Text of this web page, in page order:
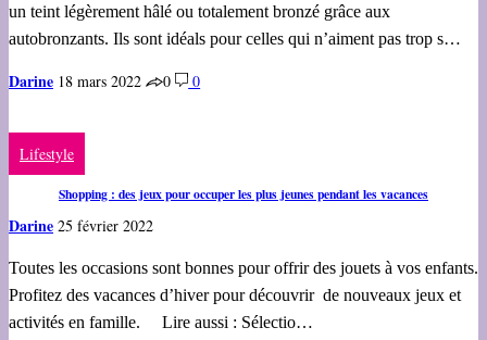
un teint légèrement hâlé ou totalement bronzé grâce aux
autobronzants. Ils sont idéals pour celles qui n’aiment pas trop s…
Darine 18 mars 2022 0 0
Lifestyle
Shopping : des jeux pour occuper les plus jeunes pendant les vacances
Darine 25 février 2022
Toutes les occasions sont bonnes pour offrir des jouets à vos enfants.
Profitez des vacances d’hiver pour découvrir de nouveaux jeux et
activités en famille. Lire aussi : Sélectio…